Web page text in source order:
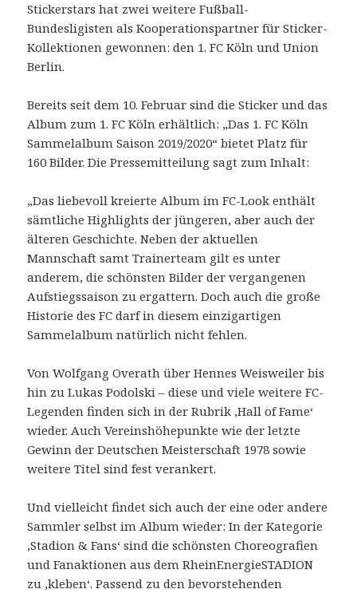
Stickerstars hat zwei weitere Fußball-
Bundesligisten als Kooperationspartner für Sticker-
Kollektionen gewonnen: den 1. FC Köln und Union
Berlin.
Bereits seit dem 10. Februar sind die Sticker und das
Album zum 1. FC Köln erhältlich: „Das 1. FC Köln
Sammelalbum Saison 2019/2020“ bietet Platz für
160 Bilder. Die Pressemitteilung sagt zum Inhalt:
„Das liebevoll kreierte Album im FC-Look enthält
sämtliche Highlights der jüngeren, aber auch der
älteren Geschichte. Neben der aktuellen
Mannschaft samt Trainerteam gilt es unter
anderem, die schönsten Bilder der vergangenen
Aufstiegssaison zu ergattern. Doch auch die große
Historie des FC darf in diesem einzigartigen
Sammelalbum natürlich nicht fehlen.
Von Wolfgang Overath über Hennes Weisweiler bis
hin zu Lukas Podolski – diese und viele weitere FC-
Legenden finden sich in der Rubrik ‚Hall of Fame‘
wieder. Auch Vereinshöhepunkte wie der letzte
Gewinn der Deutschen Meisterschaft 1978 sowie
weitere Titel sind fest verankert.
Und vielleicht findet sich auch der eine oder andere
Sammler selbst im Album wieder: In der Kategorie
‚Stadion & Fans‘ sind die schönsten Choreografien
und Fanaktionen aus dem RheinEnergieSTADION
zu ‚kleben‘. Passend zu den bevorstehenden